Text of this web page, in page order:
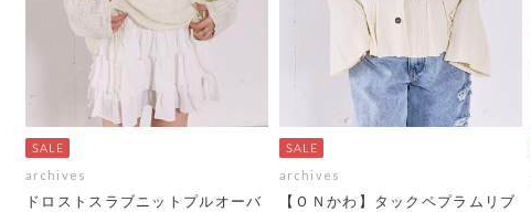
archives
ドロストスラブニットプルオーバ
archives
【ＯＮかわ】タックペプラムリブ